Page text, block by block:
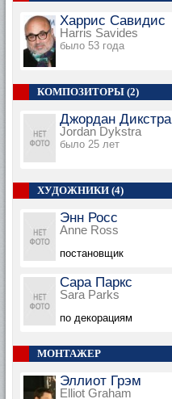
Харрис Савидис
Harris Savides
было 53 года
КОМПОЗИТОРЫ (2)
Джордан Дикстра
Jordan Dykstra
было 25 лет
ХУДОЖНИКИ (4)
Энн Росс
Anne Ross
постановщик
Сара Паркс
Sara Parks
по декорациям
МОНТАЖЕР
Эллиот Грэм
Elliot Graham